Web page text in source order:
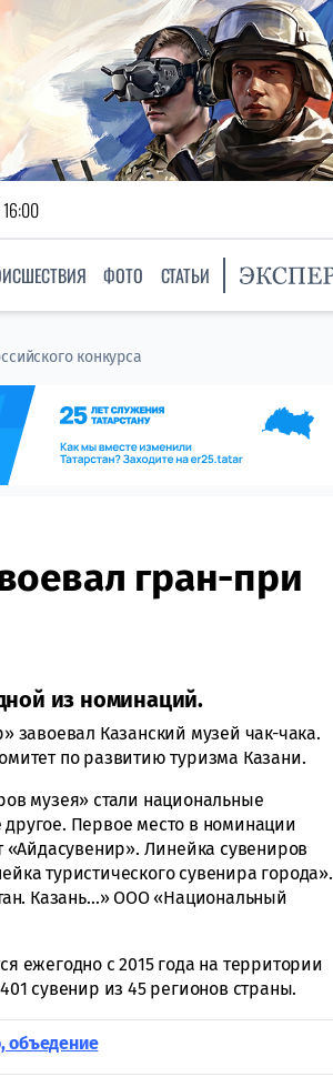
ФОТО СТАТЬИ
конкурса
гран-при
из номинаций.
завоевал Казанский музей чак-чака.
по развитию туризма Казани.
музея» стали национальные
другое. Первое место в номинации
«Айдасувенир». Линейка сувениров
туристического сувенира города».
Казань…» ООО «Национальный
ежегодно с 2015 года на территории
сувенир из 45 регионов страны.
объедение